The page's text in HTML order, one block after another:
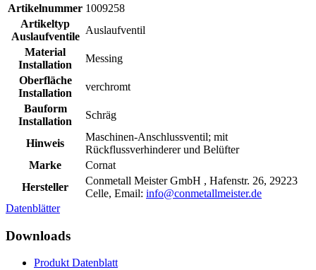
Artikelnummer 1009258
Artikeltyp
Auslaufventile
Auslaufventil
Material
Installation
Messing
Oberfläche
Installation
verchromt
Bauform
Installation
Schräg
Hinweis
Maschinen-Anschlussventil; mit
Rückflussverhinderer und Belüfter
Marke
Cornat
Hersteller
Conmetall Meister GmbH , Hafenstr. 26, 29223
Celle, Email: info@conmetallmeister.de
Datenblätter
Downloads
Produkt Datenblatt